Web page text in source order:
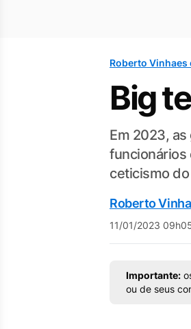
Roberto
Big
Em 2023,
funcionários
ceticismo
Roberto
11/01/2023
Importante:
ou de seus